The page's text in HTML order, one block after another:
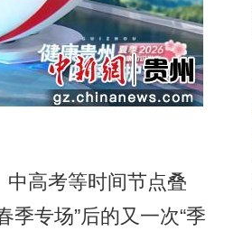
高考等时间节点叠
季专场”后的又一次“季